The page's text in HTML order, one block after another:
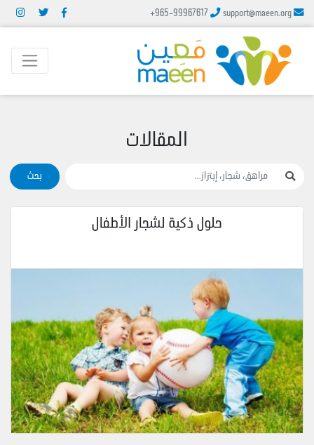
support@maeen.org
+965-99967617
المقالات
بحث
حلول ذكية لشجار الأطفال